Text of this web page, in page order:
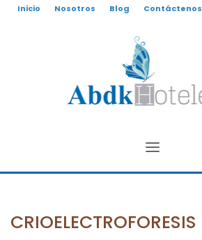
Inicio Nosotros Blog Contáctenos
CRIOELECTROFORESIS